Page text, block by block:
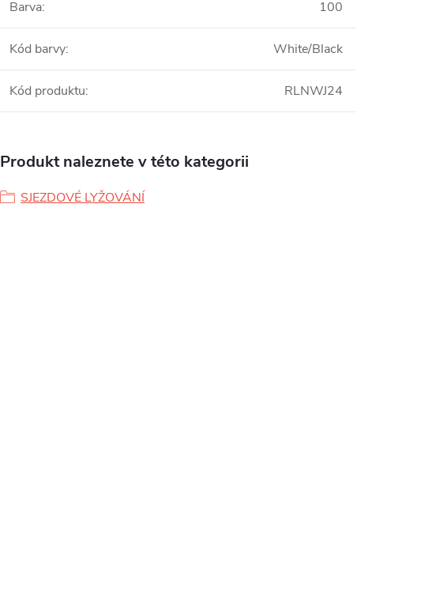
Barva: 100
Kód barvy: White/Black
Kód produktu: RLNWJ24
Produkt naleznete v této kategorii
SJEZDOVÉ LYŽOVÁNÍ